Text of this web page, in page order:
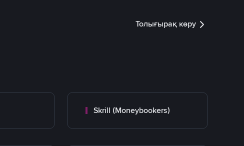
Толығырақ көру
Skrill (Moneybookers)